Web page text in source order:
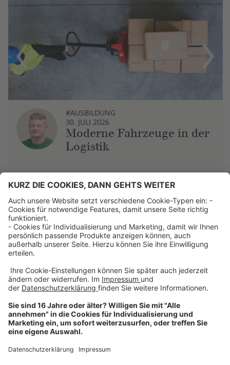
Previous
#AUSBILDUNG
30. JULI 2026
Moderne Fahrzeuge in der
Logistik
Next
Über uns
Dehner Unternehmen
Jobs bei Dehner